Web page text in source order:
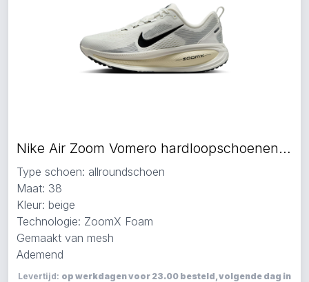
Nike Air Zoom Vomero hardloopschoenen beige
Type schoen: allroundschoen
Maat: 38
Kleur: beige
Technologie: ZoomX Foam
Gemaakt van mesh
Ademend
Levertijd: op werkdagen voor 23.00 besteld, volgende dag in